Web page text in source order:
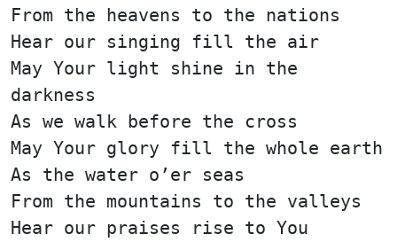
From the heavens to the nations
Hear our singing fill the air
May Your light shine in the
darkness
As we walk before the cross
May Your glory fill the whole earth
As the water o’er seas
From the mountains to the valleys
Hear our praises rise to You